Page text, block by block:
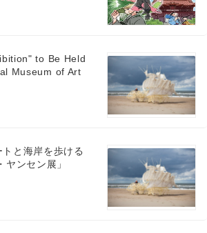
to Be Held
Museum of Art
と海岸を歩ける
ヤンセン展」